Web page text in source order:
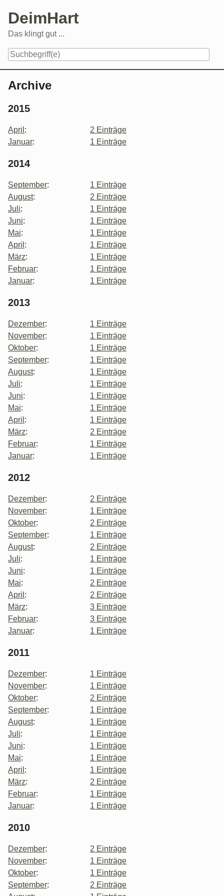
content
DeimHart
Das klingt gut ...
Archive
2015
April :
2 Einträge
Januar: 1 Einträge
2014
September:
1 Einträge
August:
2 Einträge
Juli:
1 Einträge
Juni:
1 Einträge
Mai:
1 Einträge
April :
1 Einträge
März:
1 Einträge
Februar:
1 Einträge
Januar: 1 Einträge
2013
Dezember:
1 Einträge
November:
1 Einträge
Oktober:
1 Einträge
September:
1 Einträge
August:
1 Einträge
Juli:
1 Einträge
Juni:
1 Einträge
Mai:
1 Einträge
April :
1 Einträge
März:
2 Einträge
Februar:
1 Einträge
Januar: 1 Einträge
2012
Dezember:
2 Einträge
November:
1 Einträge
Oktober:
2 Einträge
September:
1 Einträge
August:
2 Einträge
Juli:
1 Einträge
Juni:
1 Einträge
Mai:
2 Einträge
April :
2 Einträge
März:
3 Einträge
Februar:
3 Einträge
Januar: 1 Einträge
2011
Dezember:
1 Einträge
November:
1 Einträge
Oktober:
2 Einträge
September:
1 Einträge
August:
1 Einträge
Juli:
1 Einträge
Juni:
1 Einträge
Mai:
1 Einträge
April :
1 Einträge
März:
2 Einträge
Februar:
1 Einträge
Januar: 1 Einträge
2010
Dezember:
2 Einträge
November:
1 Einträge
Oktober:
1 Einträge
September:
2 Einträge